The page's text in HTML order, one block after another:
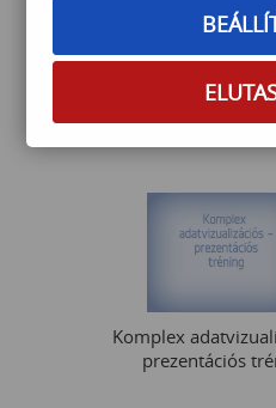
PowerBI
Komplex
prezentációs